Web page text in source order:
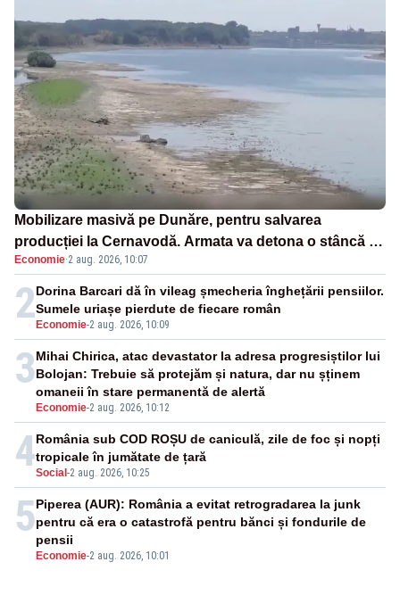
Mobilizare masivă pe Dunăre, pentru salvarea
producției la Cernavodă. Armata va detona o stâncă și
va devia apa fluviului - IMAGINI AERIENE
Economie·2 aug. 2026, 10:07
2 Economie-2 aug. 2026, 10:09
Dorina Barcari dă în vileag șmecheria înghețării pensiilor.
Sumele uriașe pierdute de fiecare român
3
Economie-2 aug. 2026, 10:12
Mihai Chirica, atac devastator la adresa progresiștilor lui
Bolojan: Trebuie să protejăm și natura, dar nu șținem
omaneii în stare permanentă de alertă
4Social -2 aug. 2026, 10:25
România sub COD ROȘU de caniculă, zile de foc și nopți
tropicale în jumătate de țară
5
Economie-2 aug. 2026, 10:01
Piperea (AUR): România a evitat retrogradarea la junk
pentru că era o catastrofă pentru bănci și fondurile de
pensii